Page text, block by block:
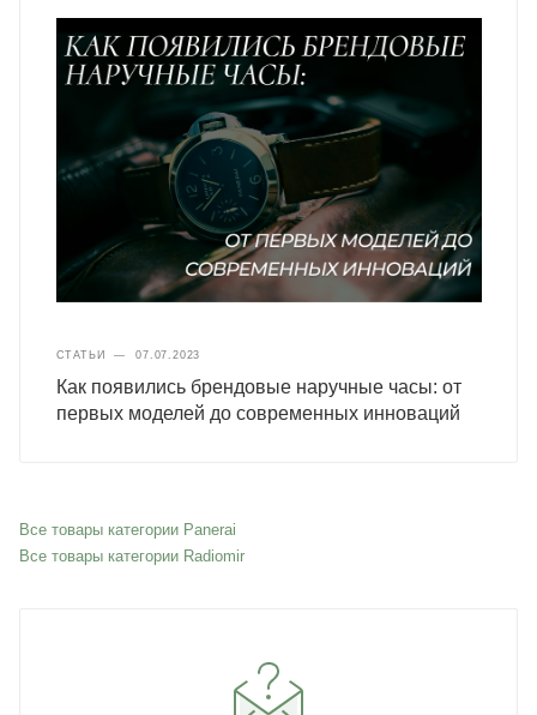
СТАТЬИ — 07.07.2023
Как появились брендовые наручные часы: от
первых моделей до современных инноваций
Все товары категории Panerai
Все товары категории Radiomir